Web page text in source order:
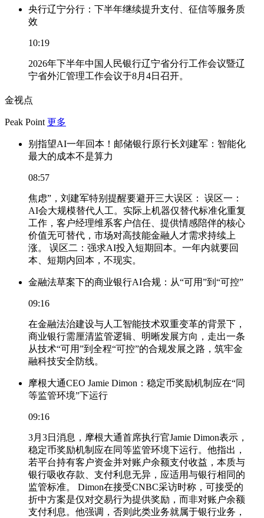
央行辽宁分行：下半年继续提升支付、征信等服务质
效
10:19
2026年下半年中国人民银行辽宁省分行工作会议暨辽
宁省外汇管理工作会议于8月4日召开。
金视点
Peak Point 更多
别指望AI一年回本！邮储银行原行长刘建军：智能化
最大的成本不是算力
08:57
焦虑”，刘建军特别提醒要避开三大误区： 误区一：
AI会大规模替代人工。实际上机器仅替代标准化重复
工作，客户经理维系客户信任、提供情感陪伴的核心
价值无可替代，市场对高技能金融人才需求持续上
涨。 误区二：强求AI投入短期回本。一年内就要回
本、短期内回本，不现实。
金融法草案下的商业银行AI合规：从“可用”到“可控”
09:16
在金融法治建设与人工智能技术双重变革的背景下，
商业银行需厘清监管逻辑、明晰发展方向，走出一条
从技术“可用”到全程“可控”的合规发展之路，筑牢金
融科技安全防线。
摩根大通CEO Jamie Dimon：稳定币奖励机制应在“同
等监管环境”下运行
09:16
3月3日消息，摩根大通首席执行官Jamie Dimon表示，
稳定币奖励机制应在同等监管环境下运行。他指出，
若平台持有客户资金并对账户余额支付收益，本质与
银行吸收存款、支付利息无异，应适用与银行相同的
监管标准。 Dimon在接受CNBC采访时称，可接受的
折中方案是仅对交易行为提供奖励，而非对账户余额
支付利息。他强调，否则此类业务就属于银行业务，